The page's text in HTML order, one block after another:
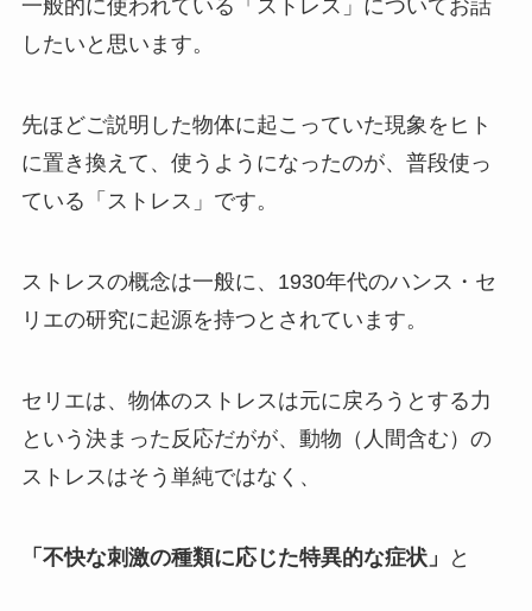
一般的に使われている「ストレス」についてお話
したいと思います。
先ほどご説明した物体に起こっていた現象をヒト
に置き換えて、使うようになったのが、普段使っ
ている「ストレス」です。
ストレスの概念は一般に、1930年代のハンス・セ
リエの研究に起源を持つとされています。
セリエは、物体のストレスは元に戻ろうとする力
という決まった反応だがが、動物（人間含む）の
ストレスはそう単純ではなく、
「不快な刺激の種類に応じた特異的な症状」 と